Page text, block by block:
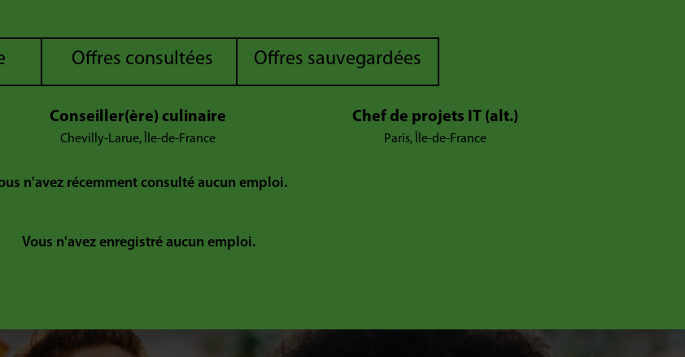
Offres consultées Offres sauvegardées
Conseiller(ère) culinaire
Chevilly-Larue, Île-de-France
Chef de projets IT (alt.)
Paris, Île-de-France
n'avez récemment consulté aucun emploi.
Vous n'avez enregistré aucun emploi.